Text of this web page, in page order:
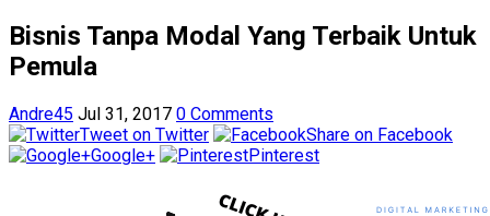
Bisnis Tanpa Modal Yang Terbaik Untuk
Pemula
Andre45 Jul 31, 2017 0 Comments
Tweet on Twitter
Share on Facebook
Google+
Pinterest